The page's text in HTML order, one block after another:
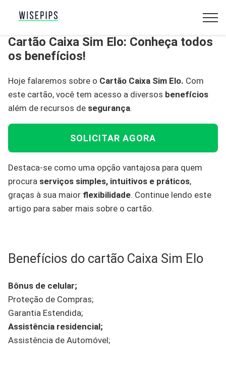
Cartão Caixa Sim Elo: Conheça todos
os benefícios!
Hoje falaremos sobre o Cartão Caixa Sim Elo. Com
este cartão, você tem acesso a diversos benefícios
além de recursos de segurança.
SOLICITAR AGORA
Destaca-se como uma opção vantajosa para quem
procura serviços simples, intuitivos e práticos,
graças à sua maior flexibilidade. Continue lendo este
artigo para saber mais sobre o cartão.
Benefícios do cartão Caixa Sim Elo
Bônus de celular;
Proteção de Compras;
Garantia Estendida;
Assistência residencial;
Assistência de Automóvel;